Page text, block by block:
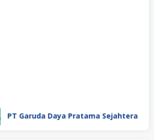
PT Garuda Daya Pratama Sejahtera